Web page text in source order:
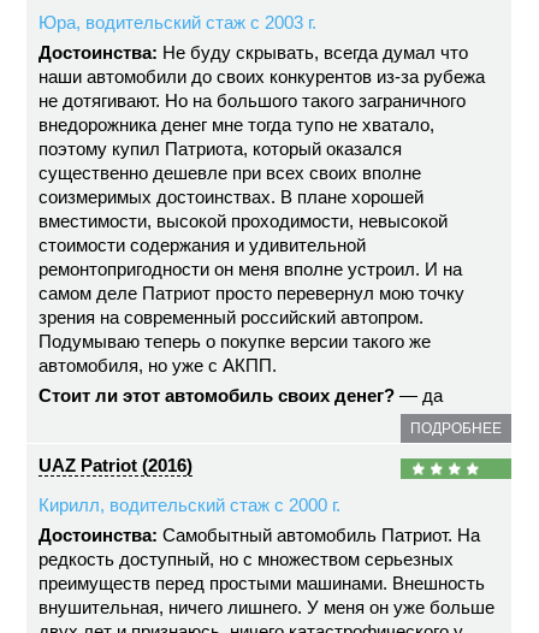
Юра, водительский стаж с 2003 г.
Достоинства: Не буду скрывать, всегда думал что
наши автомобили до своих конкурентов из-за рубежа
не дотягивают. Но на большого такого заграничного
внедорожника денег мне тогда тупо не хватало,
поэтому купил Патриота, который оказался
существенно дешевле при всех своих вполне
соизмеримых достоинствах. В плане хорошей
вместимости, высокой проходимости, невысокой
стоимости содержания и удивительной
ремонтопригодности он меня вполне устроил. И на
самом деле Патриот просто перевернул мою точку
зрения на современный российский автопром.
Подумываю теперь о покупке версии такого же
автомобиля, но уже с АКПП.
Стоит ли этот автомобиль своих денег? — да
ПОДРОБНЕЕ
UAZ Patriot (2016)
Кирилл, водительский стаж с 2000 г.
Достоинства: Самобытный автомобиль Патриот. На
редкость доступный, но с множеством серьезных
преимуществ перед простыми машинами. Внешность
внушительная, ничего лишнего. У меня он уже больше